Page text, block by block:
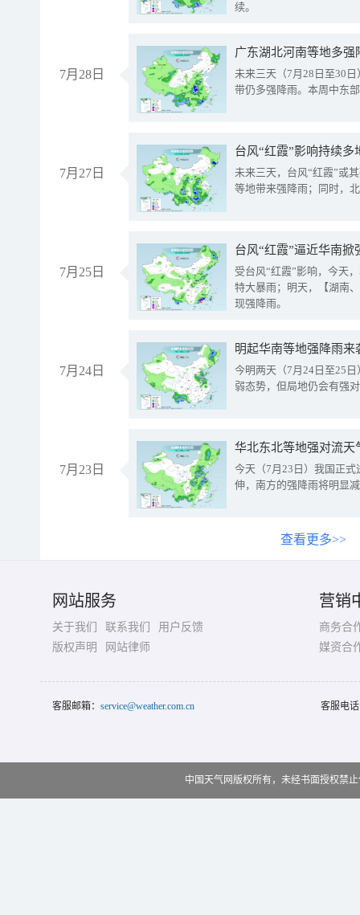
续。
7月28日
广东湖北河南等地多
未来三天（7月28日至30
带仍多强降雨。本周中东
7月27日
台风“红霞”影响持续
未来三天，台风“红霞”或
等地带来强降雨；同时，
7月25日
台风“红霞”逼近华南
受台风“红霞”影响，今天
特大暴雨；明天，【湖南
现强降雨。
7月24日
明起华南等地强降雨
今明两天（7月24日至25
弱态势，但局地仍会有强
7月23日
华北东北等地强对流天
今天（7月23日）我国正
伸，南方的强降雨将明显
查看更多>>
网站服务
关于我们 联系我们
用户反馈
版权声明
网站律师
营销
商务合
媒资合
客服邮箱： service@weather.com.cn 客服电
中国天气网版权所有，未经书面授权